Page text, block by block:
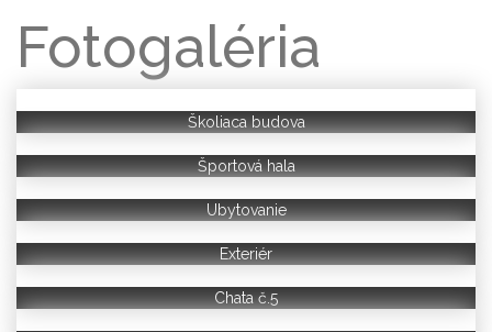
Fotogaléria
Školiaca budova
Športová hala
Ubytovanie
Exteriér
Chata č.5